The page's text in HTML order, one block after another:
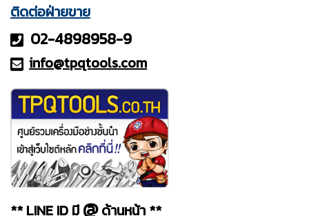
ติดต่อฝ่ายขาย
02-4898958-9
info@tpqtools.com
** LINE ID มี @ด้านหน้า **